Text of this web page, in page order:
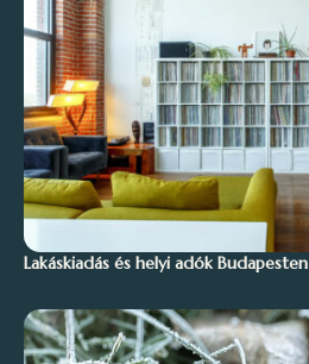
Lakáskiadás és helyi adók Budapesten